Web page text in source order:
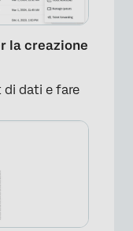
la creazione
di dati e fare